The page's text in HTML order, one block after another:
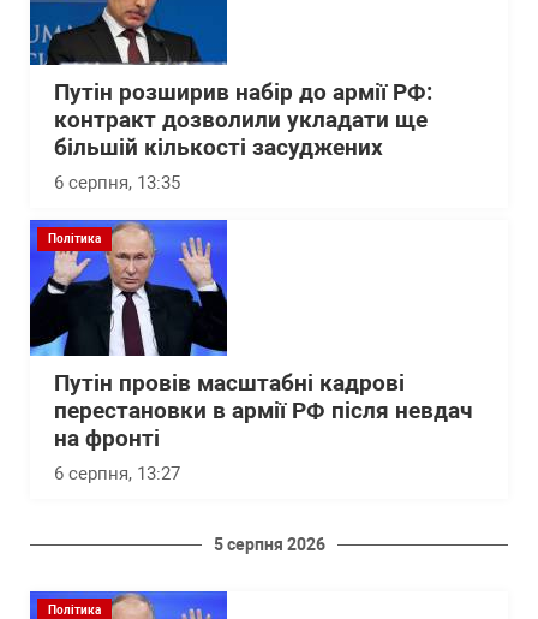
Путін розширив набір до армії РФ:
контракт дозволили укладати ще
більшій кількості засуджених
6 серпня, 13:35
Політика
Путін провів масштабні кадрові
перестановки в армії РФ після невдач
на фронті
6 серпня, 13:27
5 серпня 2026
Політика